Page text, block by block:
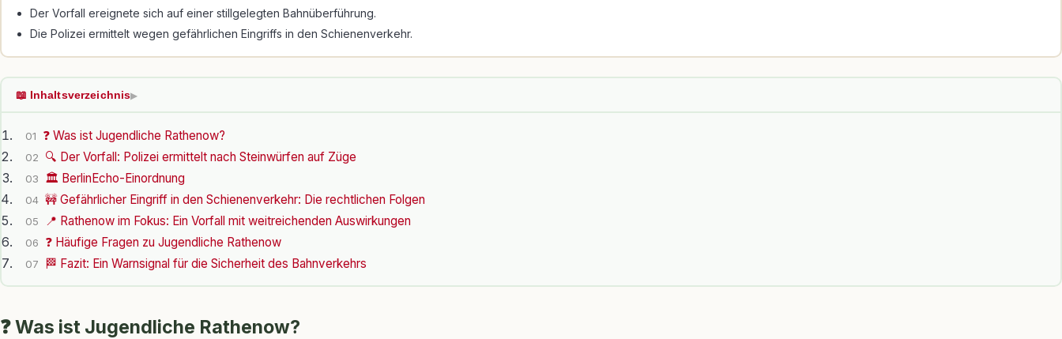
Der Vorfall ereignete sich auf einer stillgelegten Bahnüberführung.
Die Polizei ermittelt wegen gefährlichen Eingriffs in den Schienenverkehr.
📖 Inhaltsverzeichnis▶
01 ❓ Was ist Jugendliche Rathenow?
02 🔍 Der Vorfall: Polizei ermittelt nach Steinwürfen auf Züge
03 🏛️ BerlinEcho-Einordnung
04 🚧 Gefährlicher Eingriff in den Schienenverkehr: Die rechtlichen Folgen
05 📍 Rathenow im Fokus: Ein Vorfall mit weitreichenden Auswirkungen
06 ❓ Häufige Fragen zu Jugendliche Rathenow
07 🏁 Fazit: Ein Warnsignal für die Sicherheit des Bahnverkehrs
❓ Was ist Jugendliche Rathenow?